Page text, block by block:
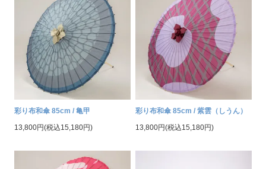
彩り布和傘 85cm / 亀甲
13,800円(税込15,180円)
彩り布和傘 85cm / 紫雲（しうん）
13,800円(税込15,180円)